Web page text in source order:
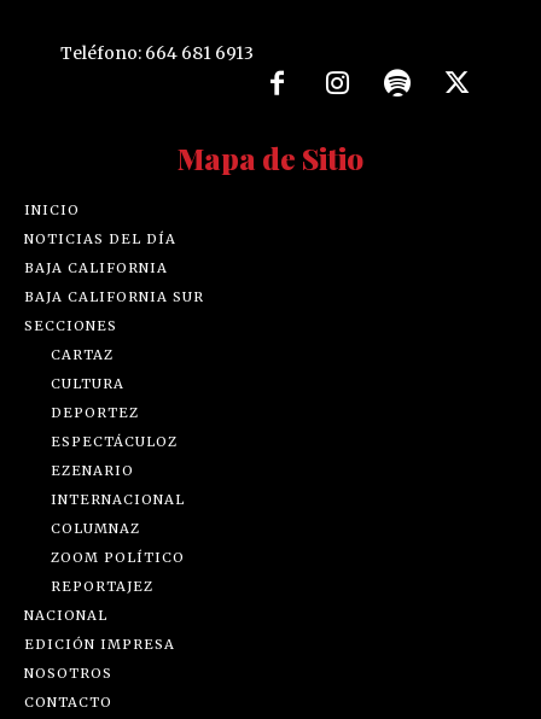
Teléfono: 664 681 6913
Mapa de Sitio
INICIO
NOTICIAS DEL DÍA
BAJA CALIFORNIA
BAJA CALIFORNIA SUR
SECCIONES
CARTAZ
CULTURA
DEPORTEZ
ESPECTÁCULOZ
EZENARIO
INTERNACIONAL
COLUMNAZ
ZOOM POLÍTICO
REPORTAJEZ
NACIONAL
EDICIÓN IMPRESA
NOSOTROS
CONTACTO